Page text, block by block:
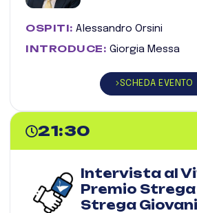
OSPITI: Alessandro Orsini
INTRODUCE: Giorgia Messa
SCHEDA EVENTO
21:30
Intervista al
Premio Strega
Strega